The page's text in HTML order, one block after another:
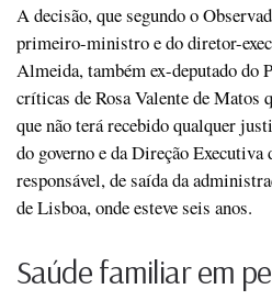
A decisão, que segundo o
primeiro-ministro e do diretor-
Almeida, também ex-deputado do
críticas de Rosa Valente de Matos
que não terá recebido qualquer
do governo e da Direção Executiva
responsável, de saída da
de Lisboa, onde esteve seis anos.
Saúde familiar em